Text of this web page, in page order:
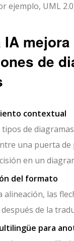
ejemplo, UML
IA
de
contextual
tipos de
una puerta de
en un
del formato
alineación, las
de la
para